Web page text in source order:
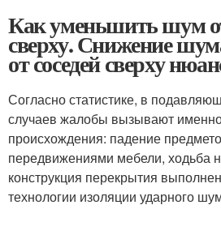
Как уменьшить шум
сверху. Снижение
от соседей сверху
Согласно статистике, в
случаев жалобы вызывают
происхождения: падение
передвижениями мебели, ходьба
конструкция перекрытия
технологии изоляции ударного